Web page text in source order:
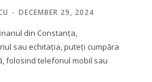
- DECEMBER 29, 2024
din Constanța,
sau echitația, puteți cumpăra
folosind telefonul mobil sau